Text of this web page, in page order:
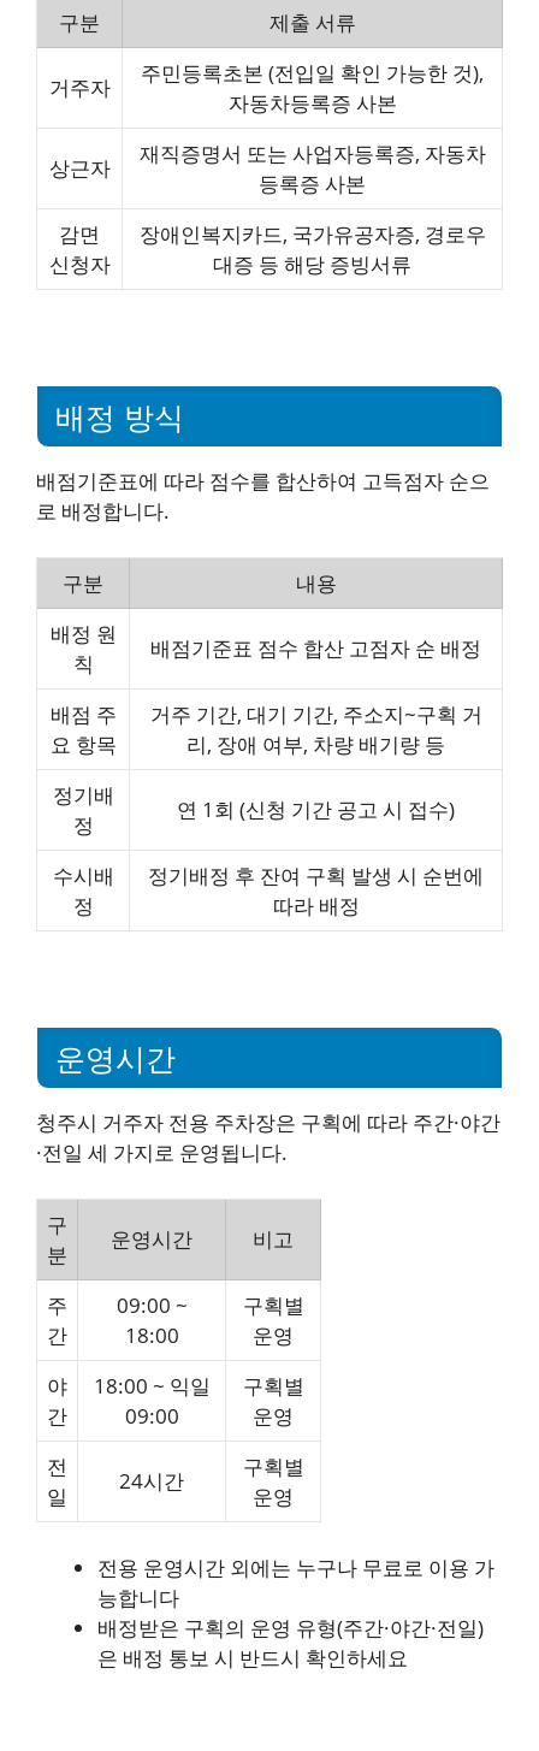
구분 제출 서류
거주자
주민등록초본 (전입일 확인 가능한 것),
자동차등록증 사본
상근자
재직증명서 또는 사업자등록증, 자동차
등록증 사본
감면
신청자
장애인복지카드, 국가유공자증, 경로우
대증 등 해당 증빙서류
배정 방식
배점기준표에 따라 점수를 합산하여 고득점자 순으
로 배정합니다.
구분
내용
배정 원
칙
배점기준표 점수 합산 고점자 순 배정
배점 주
요 항목
거주 기간, 대기 기간, 주소지~구획 거
리, 장애 여부, 차량 배기량 등
정기배
정
연 1회 (신청 기간 공고 시 접수)
수시배
정
정기배정 후 잔여 구획 발생 시 순번에
따라 배정
운영시간
청주시 거주자 전용 주차장은 구획에 따라 주간·야간
·전일 세 가지로 운영됩니다.
구
분
운영시간 비고
주
간
09:00 ~
18:00
구획별
운영
야
간
18:00 ~ 익일
09:00
구획별
운영
전
일
24시간
구획별
운영
전용 운영시간 외에는 누구나 무료로 이용 가
능합니다
배정받은 구획의 운영 유형(주간·야간·전일)
은 배정 통보 시 반드시 확인하세요